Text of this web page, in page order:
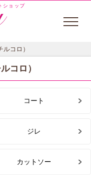
ショップ
ルコロ）
コロ）
コート
ジレ
カットソー